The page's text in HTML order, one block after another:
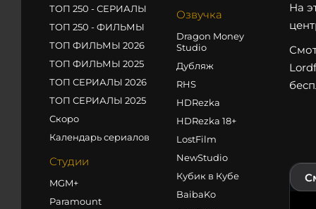
ТОП 250 - СЕРИАЛЫ
ТОП 250 - ФИЛЬМЫ
ТОП ФИЛЬМЫ 2026
ТОП ФИЛЬМЫ 2025
ТОП СЕРИАЛЫ 2026
ТОП СЕРИАЛЫ 2025
Скоро
Календарь сериалов
Студии
MGM+
Paramount
Озвучка
Dragon Money
Studio
Дубляж
RHS
HDRezka
HDRezka 18+
LostFilm
NewStudio
Кубик в Кубе
BaibaKo
На